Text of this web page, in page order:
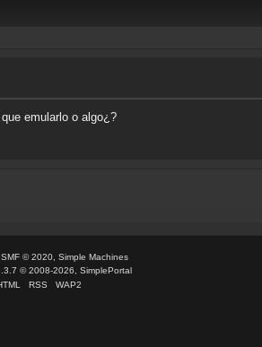
emularlo o algo¿?
SMF © 2020, Simple Machines
© 2008-2026, SimplePortal
RSS WAP2